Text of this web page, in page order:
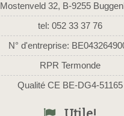
Mostenveld 32, B-9255
tel: 052 33 37 76
N° d'entreprise:
RPR Termonde
Qualité CE BE-DG4-51165